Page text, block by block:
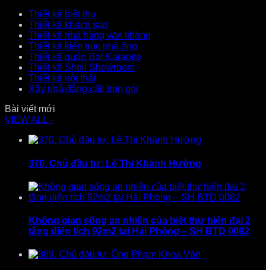
Thiết kế biệt thự
Thiết kế khách sạn
Thiết kế nhà hàng văn lihòng
Thiết kế kiến trúc nhà ống
Thiết kế quán Bar Karaoke
Thiết kế Sholi Showroom
Thiết kế nội thất
Xây nhà đẳng cấli trọn gói
Bài viết mới
VIEW ALL -
370. Chủ đầu tư: Lê Thị Khánh Hường
Không gian sống an nhiên của biệt thự hiện đại 2
tầng diện tích 92m2 tại Hải Phòng – SH BTD 0082